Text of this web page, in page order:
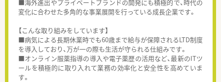
■海外進出やプライベートブランドの開発にも積極的で、時代の
変化に合わせた多角的な事業展開を行っている成長企業です。
【こんな取り組みをしています】
■病気による長期休業時でも60歳まで給与が保障されるLTD制度
を導入しており、万が一の際も生活が守られる仕組みです。
■オンライン服薬指導の導入や電子薬歴の活用など、最新のITツ
ールを積極的に取り入れて業務の効率化と安全性を高めていま
す。